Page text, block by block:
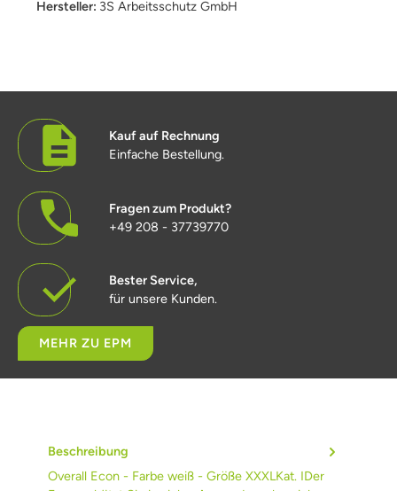
Hersteller: 3S Arbeitsschutz GmbH
Kauf auf Rechnung
Einfache Bestellung.
Fragen zum Produkt?
+49 208 - 37739770
Bester Service,
für unsere Kunden.
MEHR ZU EPM
Beschreibung
Overall Econ - Farbe weiß - Größe XXXLKat. IDer